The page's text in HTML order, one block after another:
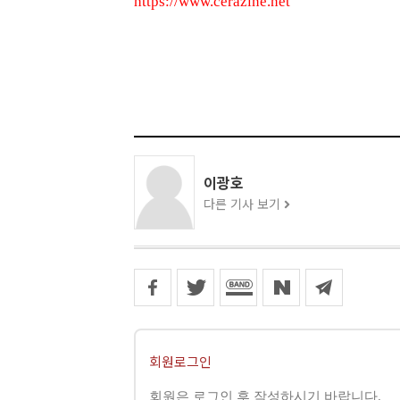
이광호
다른 기사 보기
회원로그인